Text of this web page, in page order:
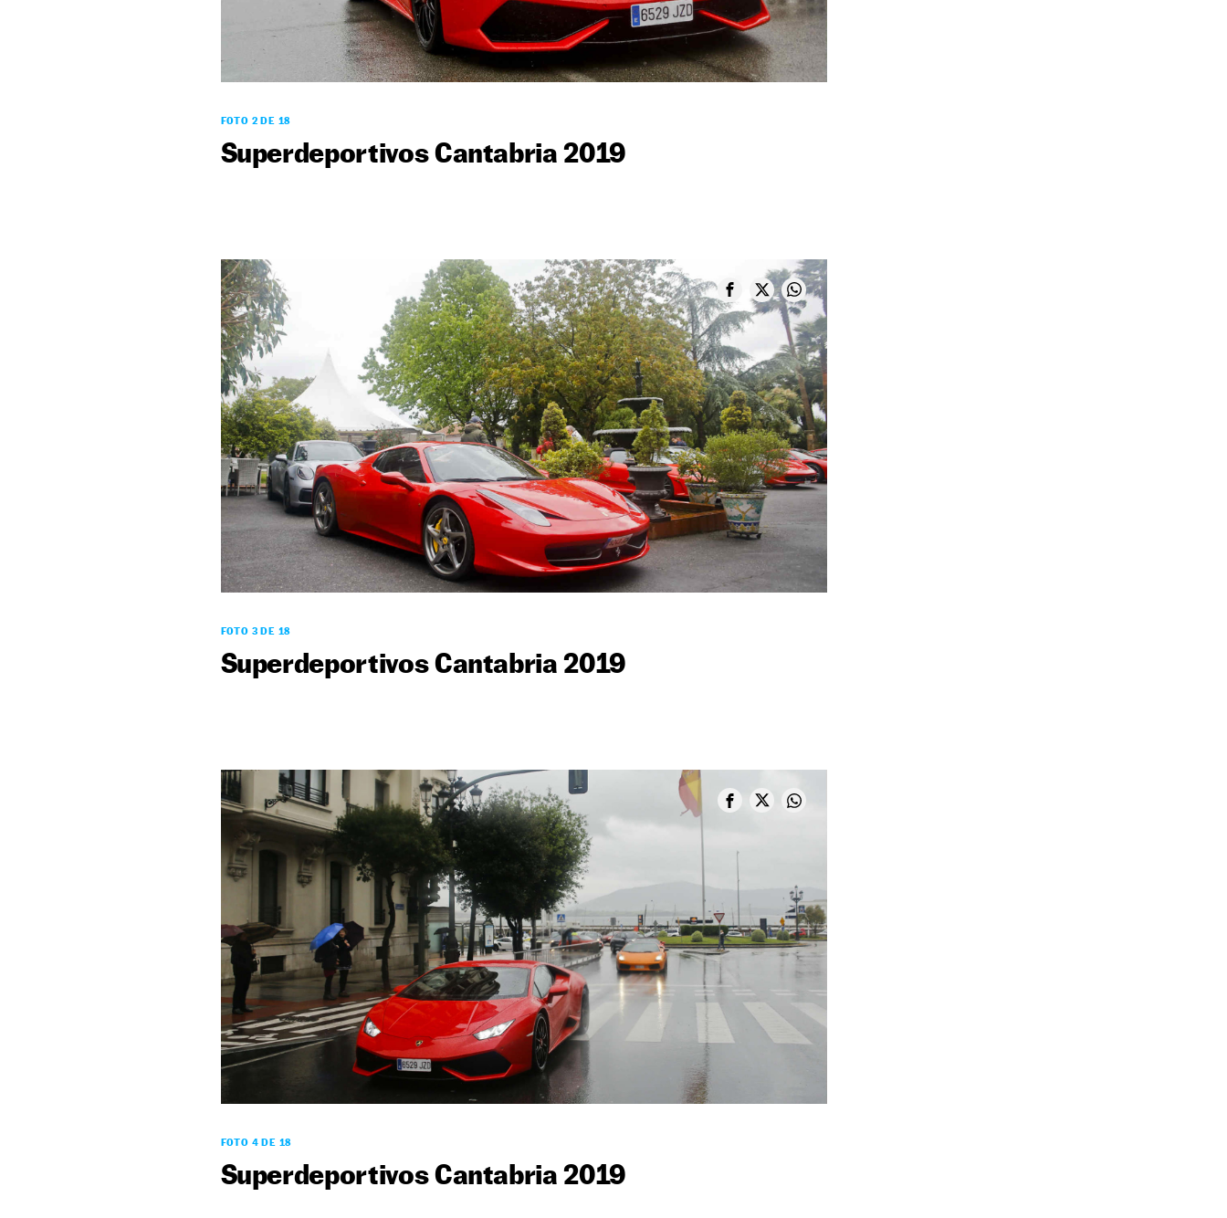
FOTO 2 DE 18
Superdeportivos Cantabria 2019
FOTO 3 DE 18
Superdeportivos Cantabria 2019
FOTO 4 DE 18
Superdeportivos Cantabria 2019